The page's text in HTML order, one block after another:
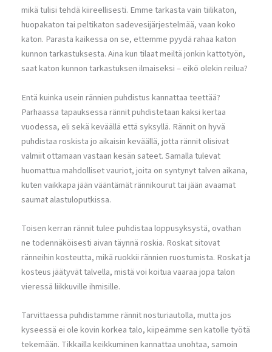
mikä tulisi tehdä kiireellisesti. Emme tarkasta vain tiilikaton,
huopakaton tai peltikaton sadevesijärjestelmää, vaan koko
katon. Parasta kaikessa on se, ettemme pyydä rahaa katon
kunnon tarkastuksesta. Aina kun tilaat meiltä jonkin kattotyön,
saat katon kunnon tarkastuksen ilmaiseksi – eikö olekin reilua?
Entä kuinka usein rännien puhdistus kannattaa teettää?
Parhaassa tapauksessa rännit puhdistetaan kaksi kertaa
vuodessa, eli sekä keväällä että syksyllä. Rännit on hyvä
puhdistaa roskista jo aikaisin keväällä, jotta rännit olisivat
valmiit ottamaan vastaan kesän sateet. Samalla tulevat
huomattua mahdolliset vauriot, joita on syntynyt talven aikana,
kuten vaikkapa jään vääntämät rännikourut tai jään avaamat
saumat alastuloputkissa.
Toisen kerran rännit tulee puhdistaa loppusyksystä, ovathan
ne todennäköisesti aivan täynnä roskia. Roskat sitovat
ränneihin kosteutta, mikä ruokkii rännien ruostumista. Roskat ja
kosteus jäätyvät talvella, mistä voi koitua vaaraa jopa talon
vieressä liikkuville ihmisille.
Tarvittaessa puhdistamme rännit nosturiautolla, mutta jos
kyseessä ei ole kovin korkea talo, kiipeämme sen katolle työtä
tekemään. Tikkailla keikkuminen kannattaa unohtaa, samoin